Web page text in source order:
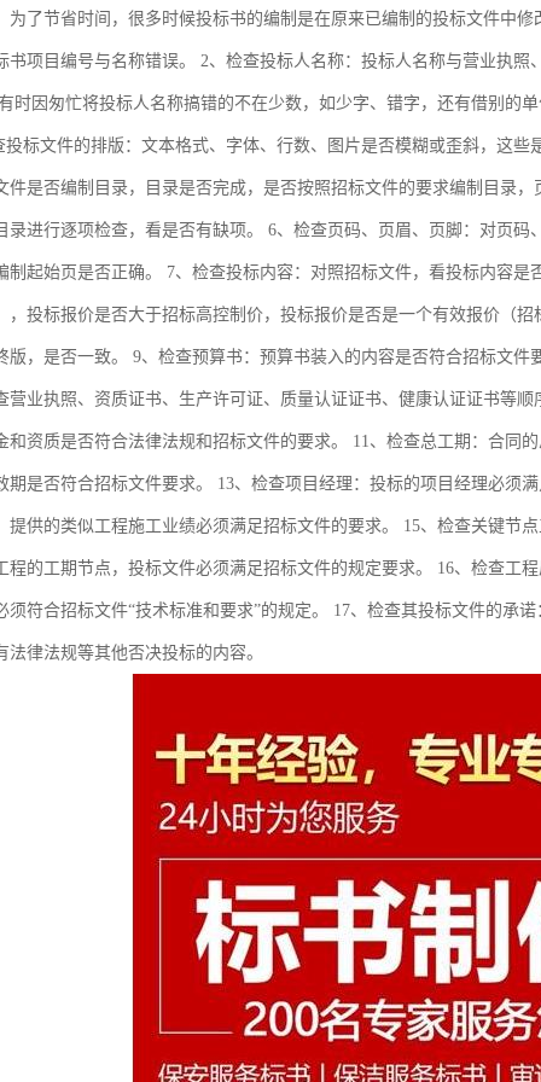
为了节省时间，很多时候投标书的编制是在原来已编制的投标文件中
书项目编号与名称错误。 2、检查投标人名称：投标人名称与营业执
时因匆忙将投标人名称搞错的不在少数，如少字、错字，还有借别的
投标文件的排版：文本格式、字体、行数、图片是否模糊或歪斜，这
件是否编制目录，目录是否完成，是否按照招标文件的要求编制目录
录进行逐项检查，看是否有缺项。 6、检查页码、页眉、页脚：对页
制起始页是否正确。 7、检查投标内容：对照招标文件，看投标内容
，投标报价是否大于招标高控制价，投标报价是否是一个有效报价（
版，是否一致。 9、检查预算书：预算书装入的内容是否符合招标文
营业执照、资质证书、生产许可证、质量认证证书、健康认证证书等
和资质是否符合法律法规和招标文件的要求。 11、检查总工期：合同
期是否符合招标文件要求。 13、检查项目经理：投标的项目经理必须
提供的类似工程施工业绩必须满足招标文件的要求。 15、检查关键节
程的工期节点，投标文件必须满足招标文件的规定要求。 16、检查工
须符合招标文件“技术标准和要求”的规定。 17、检查其投标文件的承
法律法规等其他否决投标的内容。